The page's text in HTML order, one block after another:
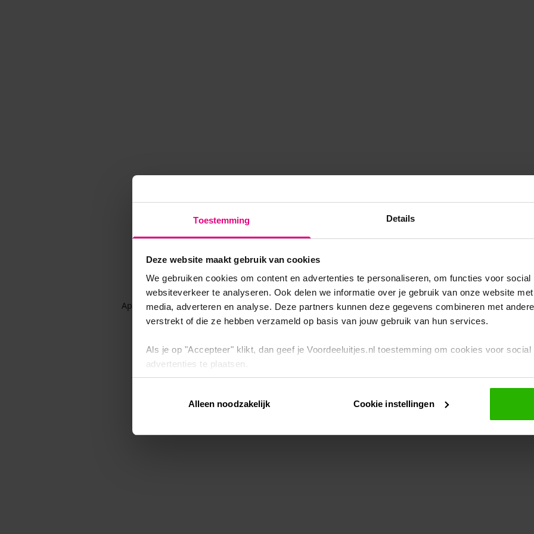
Toestemming Details
Deze website maakt gebruik van cookies
We gebruiken cookies om content en advertenties te personaliseren, om functies voor
websiteverkeer te analyseren. Ook delen we informatie over je gebruik van onze website
media, adverteren en analyse. Deze partners kunnen deze gegevens combineren met
verstrekt of die ze hebben verzameld op basis van jouw gebruik van hun services.
Als je op "Accepteer" klikt, dan geef je Voordeeluitjes.nl toestemming om cookies voor
advertenties te plaatsen.
Via "Cookie instellingen" kun je ook zelf instellen welke cookies worden geplaatst. Je kunt je
intrekken op onscookiebeleid.
Alleen noodzakelijk Cookie instellingen
Application error: a client-side exception has occurred while loadingwww.voordeeluitjes.nl (see the